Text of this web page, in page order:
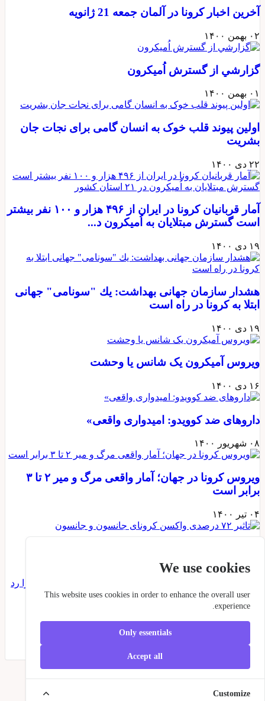
آخرين اخبار كرونا در آلمان جمعه 21 ژانويه
۰۲ بهمن ۱۴۰۰
گزارشي از گسترش اُميكرون
۰۱ بهمن ۱۴۰۰
اولین پیوند قلب خوک به انسان گامی برای نجات جان
بشریت
۲۲ دی ۱۴۰۰
آمار قربانيان كرونا در ايران از ۴۹۶ هزار و ۱۰۰ نفر بيشتر
است گسترش مبتلایان به اُمیکرون د...
۱۹ دی ۱۴۰۰
هشدار سازمان جهانی بهداشت: يك "سونامی" جهانی
ابتلا به کرونا در راه است
۱۹ دی ۱۴۰۰
ویروس آمیکرون یک شانس یا وحشت
۱۶ دی ۱۴۰۰
داروهای ضد کوویدو: امیدواری واقعی»
۰۸ شهریور ۱۴۰۰
ویروس کرونا در جهان؛ آمار واقعی مرگ و میر ۲ تا ۳
برابر است
۰۴ تیر ۱۴۰۰
۱۲ بهمن ۱۳۹۹
All rights reserved.
We use cookies
This website uses cookies in order to enhance the overall user
experience.
Only essentials
Accept all
Customize